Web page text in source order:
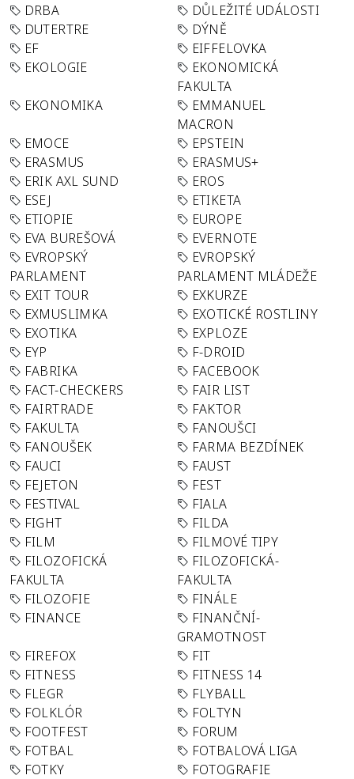
DRBA
DŮLEŽITÉ UDÁLOSTI
DUTERTRE
DÝNĚ
EF
EIFFELOVKA
EKOLOGIE
EKONOMICKÁ
FAKULTA
EKONOMIKA
EMMANUEL
MACRON
EMOCE
EPSTEIN
ERASMUS
ERASMUS+
ERIK AXL SUND
EROS
ESEJ
ETIKETA
ETIOPIE
EUROPE
EVA BUREŠOVÁ
EVERNOTE
EVROPSKÝ
PARLAMENT
EVROPSKÝ
PARLAMENT MLÁDEŽE
EXIT TOUR
EXKURZE
EXMUSLIMKA
EXOTICKÉ ROSTLINY
EXOTIKA
EXPLOZE
EYP
F-DROID
FABRIKA
FACEBOOK
FACT-CHECKERS
FAIR LIST
FAIRTRADE
FAKTOR
FAKULTA
FANOUŠCI
FANOUŠEK
FARMA BEZDÍNEK
FAUCI
FAUST
FEJETON
FEST
FESTIVAL
FIALA
FIGHT
FILDA
FILM
FILMOVÉ TIPY
FILOZOFICKÁ
FAKULTA
FILOZOFICKÁ-
FAKULTA
FILOZOFIE
FINÁLE
FINANCE
FINANČNÍ-
GRAMOTNOST
FIREFOX
FIT
FITNESS
FITNESS 14
FLEGR
FLYBALL
FOLKLÓR
FOLTYN
FOOTFEST
FORUM
FOTBAL
FOTBALOVÁ LIGA
FOTKY
FOTOGRAFIE